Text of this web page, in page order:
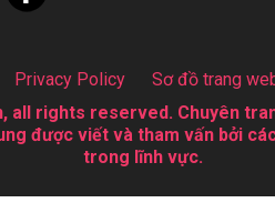
Privacy Policy
Sơ đồ trang
all rights reserved. Chuyên
được viết và tham vấn bởi
trong lĩnh vực.